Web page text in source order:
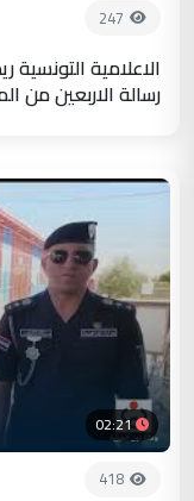
247
الاعلامية
رسالة الاربعين من
02:21
418